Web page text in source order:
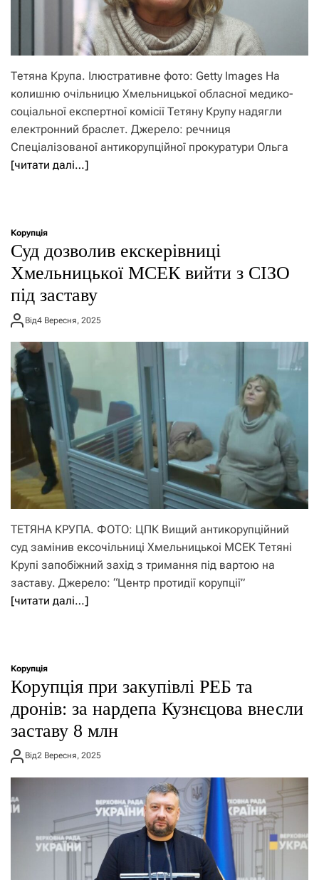
Тетяна Крупа. Ілюстративне фото: Getty Images На
колишню очільницю Хмельницької обласної медико-
соціальної експертної комісії Тетяну Крупу надягли
електронний браслет. Джерело: речниця
Спеціалізованої антикорупційної прокуратури Ольга
[читати далі…]
Корупція
Суд дозволив екскерівниці
Хмельницької МСЕК вийти з СІЗО
під заставу
Від4 Вересня, 2025
ТЕТЯНА КРУПА. ФОТО: ЦПК Вищий антикорупційний
суд замінив ексочільниці Хмельницькоі МСЕК Тетяні
Крупі запобіжний захід з тримання під вартою на
заставу. Джерело: “Центр протидії корупції”
[читати далі…]
Корупція
Корупція при закупівлі РЕБ та
дронів: за нардепа Кузнєцова внесли
заставу 8 млн
Від2 Вересня, 2025